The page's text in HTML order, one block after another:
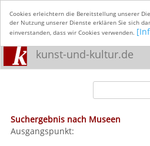
Cookies erleichtern die Bereitstellung unserer
der Nutzung unserer Dienste erklären Sie sich
einverstanden, dass wir Cookies verwenden.
kunst-und-kultur.de
Suchergebnis nach Museen
Ausgangspunkt: